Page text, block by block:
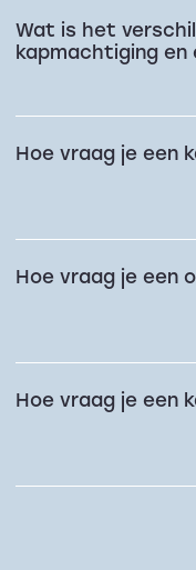
Wat is het
kapmachtiging en
Hoe vraag je een
Hoe vraag je een
Hoe vraag je een